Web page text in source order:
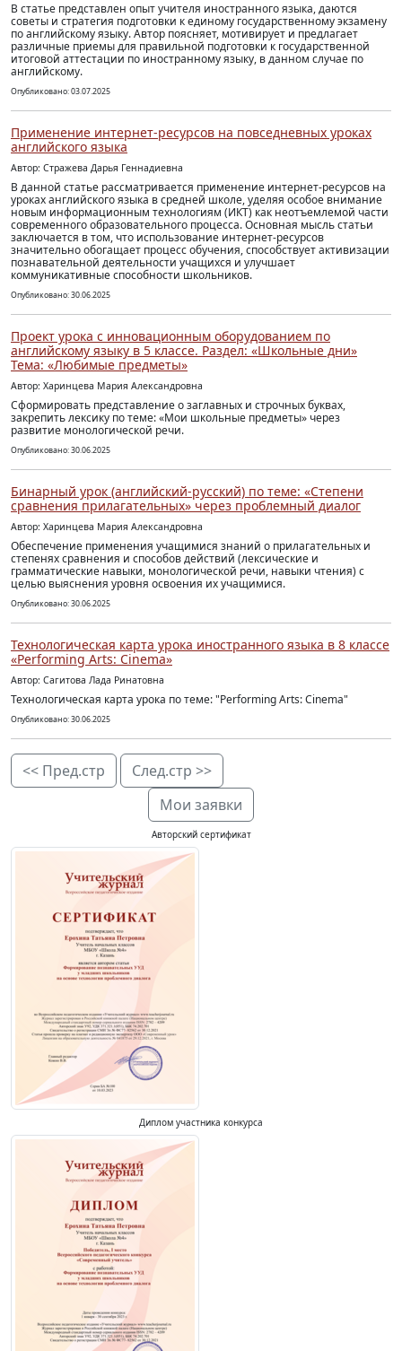
В статье представлен опыт учителя иностранного языка, даются
советы и стратегия подготовки к единому государственному экзамену
по английскому языку. Автор поясняет, мотивирует и предлагает
различные приемы для правильной подготовки к государственной
итоговой аттестации по иностранному языку, в данном случае по
английскому.
Опубликовано: 03.07.2025
Применение интернет-ресурсов на повседневных уроках
английского языка
Автор: Стражева Дарья Геннадиевна
В данной статье рассматривается применение интернет-ресурсов на
уроках английского языка в средней школе, уделяя особое внимание
новым информационным технологиям (ИКТ) как неотъемлемой части
современного образовательного процесса. Основная мысль статьи
заключается в том, что использование интернет-ресурсов
значительно обогащает процесс обучения, способствует активизации
познавательной деятельности учащихся и улучшает
коммуникативные способности школьников.
Опубликовано: 30.06.2025
Проект урока с инновационным оборудованием по
английскому языку в 5 классе. Раздел: «Школьные дни»
Тема: «Любимые предметы»
Автор: Харинцева Мария Александровна
Сформировать представление о заглавных и строчных буквах,
закрепить лексику по теме: «Мои школьные предметы» через
развитие монологической речи.
Опубликовано: 30.06.2025
Бинарный урок (английский-русский) по теме: «Степени
сравнения прилагaтельных» через проблемный диалог
Автор: Харинцева Мария Александровна
Обеспечение применения учащимися знаний о прилагательных и
степенях сравнения и способов действий (лексические и
грамматические навыки, монологической речи, навыки чтения) с
целью выяснения уровня освоения их учащимися.
Опубликовано: 30.06.2025
Технологическая карта урока иностранного языка в 8 классе
«Performing Arts: Cinema»
Автор: Сагитова Лада Ринатовна
Технологическая карта урока по теме: "Performing Arts: Cinema"
Опубликовано: 30.06.2025
<< Пред.стр
След.стр >>
Мои заявки
Авторский сертификат
Диплом участника конкурса